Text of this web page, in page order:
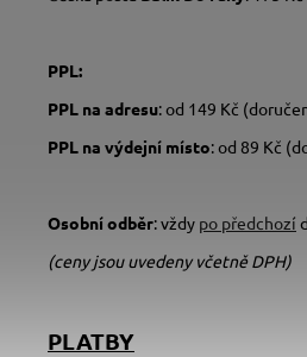
PPL:
PPL na adresu: od 149 Kč
PPL na výdejní místo: od 89 Kč
Osobní odběr: vždy po předchozí
(ceny jsou uvedeny včetně DPH)
PLATBY